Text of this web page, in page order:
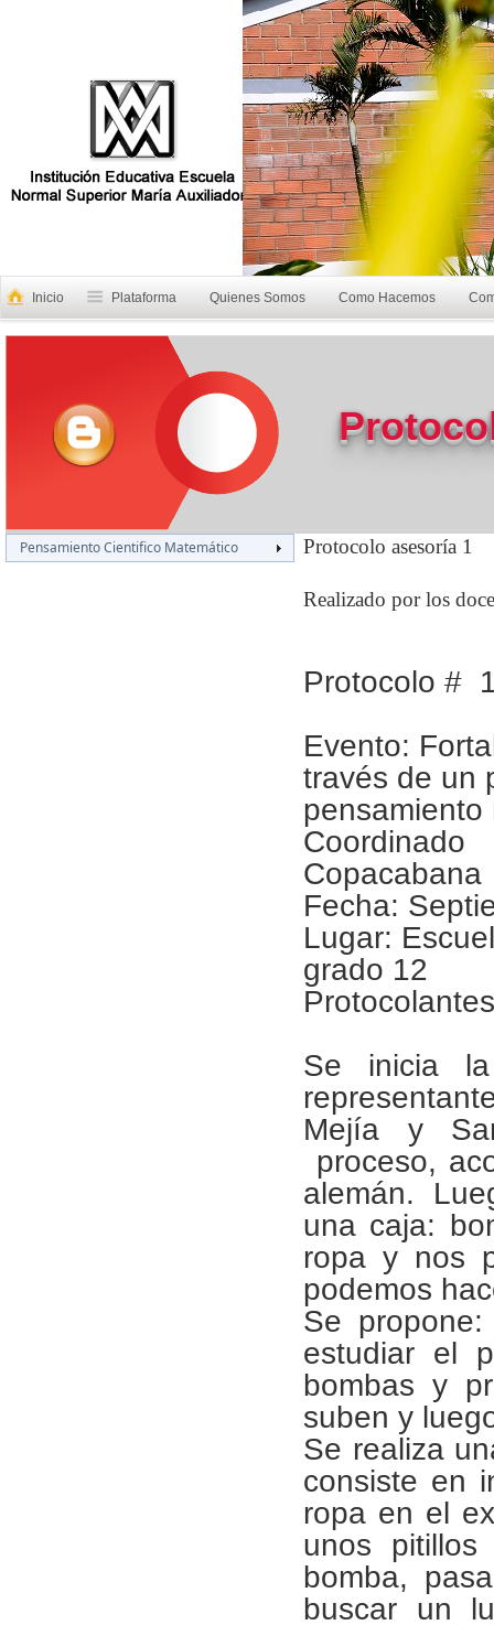
Inicio Plataforma Quienes Somos Como Hacemos
Pensamiento Cientifico Matemático Protocolo asesoría 1
Realizado por los
Protocolo #
Evento:
través de un
pensamiento
Copacabana
Fecha:
Lugar:
grado 12
Se inicia
Mejía y
proceso,
alemán.
una caja:
ropa y nos
podemos
Se
estudiar el
bombas y
suben y
Se realiza
consiste en
ropa en el
unos
bomba,
buscar un